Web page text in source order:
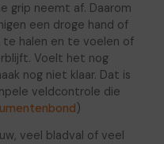
grip neemt af. Daarom
een droge hand of
halen en te voelen of
Voelt het nog
nog niet klaar. Dat is
veldcontrole die
)
veel bladval of veel